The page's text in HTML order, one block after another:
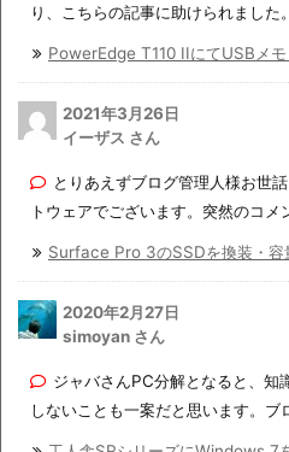
り、こちらの記事に助けられました
PowerEdge T110 IIにてUSBメ
2021年3月26日
イーザス さん
とりあえずブログ管理人様お世
トウェアでございます。突然のコ
Surface Pro 3のSSDを換装・容
2020年2月27日
simoyan さん
ジャバさんPC分解となると、知
しないことも一案だと思います。